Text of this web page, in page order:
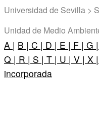
Universidad de Sevilla >
Unidad de Medio
A | B | C | D | E | F | G |
Q | R | S | T | U | V | X |
incorporada